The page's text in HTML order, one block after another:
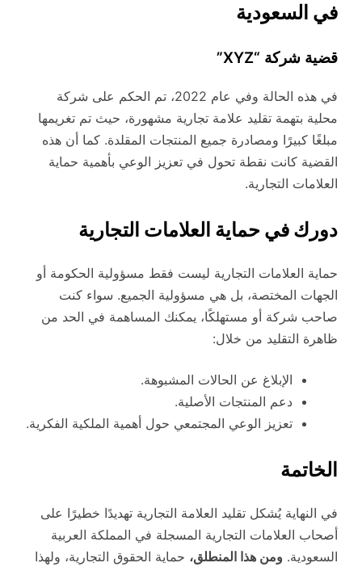
في السعودية
قضية شركة “XYZ”
في هذه الحالة وفي عام 2022، تم الحكم على شركة
محلية بتهمة تقليد علامة تجارية مشهورة، حيث تم تغريمها
مبلغًا كبيرًا ومصادرة جميع المنتجات المقلدة. كما أن هذه
القضية كانت نقطة تحول في تعزيز الوعي بأهمية حماية
العلامات التجارية.
دورك في حماية العلامات التجارية
حماية العلامات التجارية ليست فقط مسؤولية الحكومة أو
الجهات المختصة، بل هي مسؤولية الجميع. سواء كنت
صاحب شركة أو مستهلكًا، يمكنك المساهمة في الحد من
ظاهرة التقليد من خلال:
الإبلاغ عن الحالات المشبوهة.
دعم المنتجات الأصلية.
تعزيز الوعي المجتمعي حول أهمية الملكية الفكرية.
الخاتمة
في النهاية يُشكل تقليد العلامة التجارية تهديدًا خطيرًا على
أصحاب العلامات التجارية المسجلة في المملكة العربية
السعودية. ومن هذا المنطلق، حماية الحقوق التجارية، ولهذا